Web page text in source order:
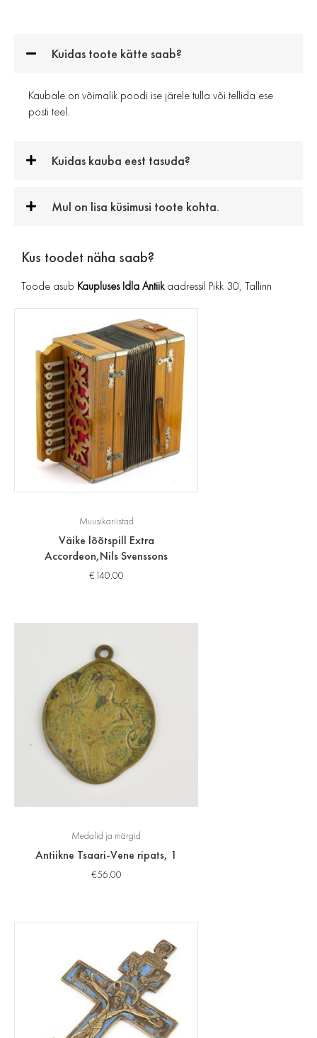
Kuidas toote kätte saab?
Kaubale on võimalik poodi ise järele tulla või tellida ese
posti teel.
Kuidas kauba eest tasuda?
Mul on lisa küsimusi toote kohta.
Kus toodet näha saab?
Toode asub Kaupluses Idla Antiikaadressil Pikk 30, Tallinn
Muusikariistad
Väike lõõtspill Extra
Accordeon,Nils Svenssons
€140.00
Medalid ja märgid
Antiikne Tsaari-Vene ripats, 1
€56.00